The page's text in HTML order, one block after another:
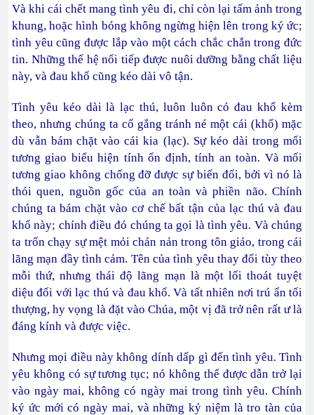
Và khi cái chết mang tình yêu đi, chỉ còn lại tấm ảnh trong
khung, hoặc hình bóng không ngừng hiện lên trong ký ức;
tình yêu cũng được lắp vào một cách chắc chắn trong đức
tin. Những thế hệ nối tiếp được nuôi dưỡng bằng chất liệu
này, và đau khổ cũng kéo dài vô tận.
Tình yêu kéo dài là lạc thú, luôn luôn có đau khổ kèm
theo, nhưng chúng ta cố gắng tránh né một cái (khổ) mặc
dù vẫn bám chặt vào cái kia (lạc). Sự kéo dài trong mối
tương giao biểu hiện tính ổn định, tính an toàn. Và mối
tương giao không chống đỡ được sự biến đổi, bởi vì nó là
thói quen, nguồn gốc của an toàn và phiền não. Chính
chúng ta bám chặt vào cơ chế bất tận của lạc thú và đau
khổ này; chính điều đó chúng ta gọi là tình yêu. Và chúng
ta trốn chạy sự mệt mỏi chán nản trong tôn giáo, trong cái
lãng mạn đầy tình cảm. Tên của tình yêu thay đổi tùy theo
mỗi thứ, nhưng thái độ lãng mạn là một lối thoát tuyệt
diệu đối với lạc thú và đau khổ. Và tất nhiên nơi trú ẩn tối
thượng, hy vọng là đặt vào Chúa, một vị đã trở nên rất ư là
đáng kính và được việc.
Nhưng mọi điều này không dính dấp gì đến tình yêu. Tình
yêu không có sự tương tục; nó không thể được dẫn trở lại
vào ngày mai, không có ngày mai trong tình yêu. Chính
ký ức mới có ngày mai, và những kỷ niệm là tro tàn của